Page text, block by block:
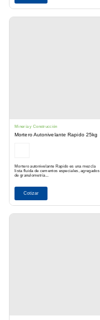
Minería y Construcción
Mortero Autonivelante Rapido 25kg
Mortero autonivelante Rapido es una mezcla
lista fluida de cementos especiales, agregados
de granulometría...
Cotizar